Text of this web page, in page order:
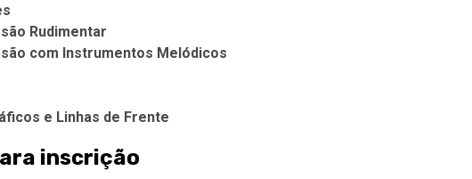
Rudimentar
com Instrumentos Melódicos
e Linhas de Frente
inscrição